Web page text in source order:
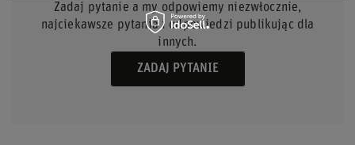
Zadaj pytanie a my odpowiemy niezwłocznie,
najciekawsze pytania i odpowiedzi publikując dla
innych.
ZADAJ PYTANIE